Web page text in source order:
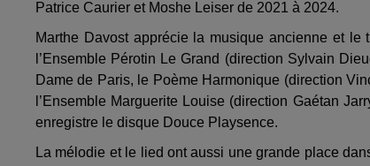
Patrice Caurier et Moshe Leiser de 2021 à 2024.
Marthe Davost apprécie la musique ancienne et
l’Ensemble Pérotin Le Grand (direction Sylvain
Dame de Paris, le Poème Harmonique (direction
l’Ensemble Marguerite Louise (direction Gaétan
enregistre le disque Douce Playsence.
La mélodie et le lied ont aussi une grande place